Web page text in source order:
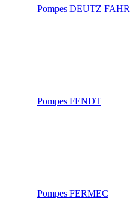
Pompes DEUTZ FAHR
Pompes FENDT
Pompes FERMEC